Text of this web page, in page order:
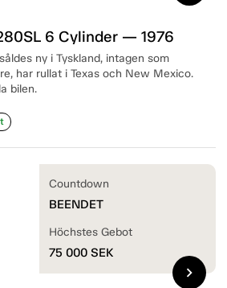
6 Cylinder — 1976
ny i Tyskland, intagen som
har rullat i Texas och New Mexico.
bilen.
Countdown
BEENDET
Höchstes Gebot
75 000 SEK
chevron_right